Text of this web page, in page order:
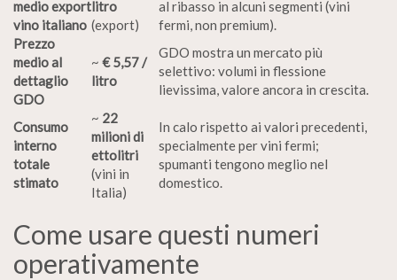
medio export
vino italiano
litro
(export)
al ribasso in alcuni segmenti (vini
fermi, non premium).
Prezzo
medio al
dettaglio
GDO
~ € 5,57 /
litro
GDO mostra un mercato più
selettivo: volumi in flessione
lievissima, valore ancora in crescita.
Consumo
interno
totale
stimato
~ 22
milioni di
ettolitri
(vini in
Italia)
In calo rispetto ai valori precedenti,
specialmente per vini fermi;
spumanti tengono meglio nel
domestico.
Come usare questi numeri
operativamente